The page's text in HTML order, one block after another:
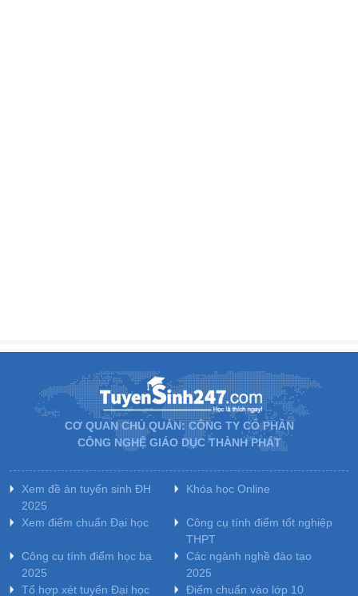
CƠ QUAN CHỦ QUẢN: CÔNG TY CỔ PHẦN
CÔNG NGHỆ GIÁO DỤC THÀNH PHÁT
Xem đề án tuyển sinh ĐH
2025
Khóa học Online
Xem điểm chuẩn Đại học
Công cụ tính điểm tốt nghiệp
THPT
Công cụ tính điểm học bạ
2025
Các ngành nghề đào tạo
2025
Tổ hợp xét tuyển Đại học
Điểm chuẩn vào lớp 10